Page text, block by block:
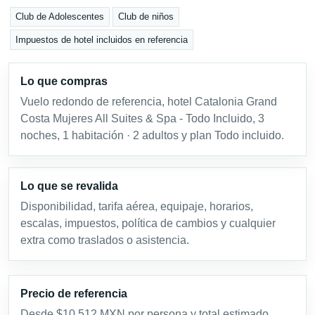
Club de Adolescentes Club de niños
Impuestos de hotel incluidos en referencia
Lo que compras
Vuelo redondo de referencia, hotel Catalonia Grand
Costa Mujeres All Suites & Spa - Todo Incluido, 3
noches, 1 habitación · 2 adultos y plan Todo incluido.
Lo que se revalida
Disponibilidad, tarifa aérea, equipaje, horarios,
escalas, impuestos, política de cambios y cualquier
extra como traslados o asistencia.
Precio de referencia